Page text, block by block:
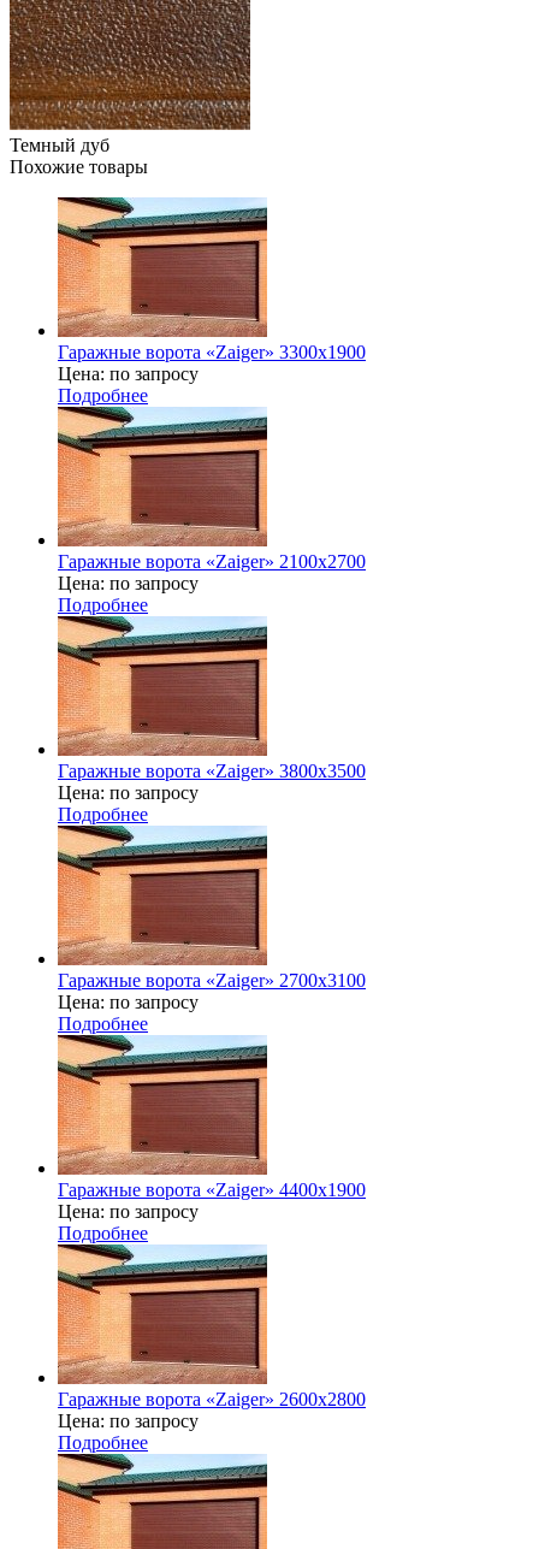
Темный дуб
Похожие товары
Гаражные ворота «Zaiger» 3300х1900
Цена: по запросу
Подробнее
Гаражные ворота «Zaiger» 2100x2700
Цена: по запросу
Подробнее
Гаражные ворота «Zaiger» 3800х3500
Цена: по запросу
Подробнее
Гаражные ворота «Zaiger» 2700x3100
Цена: по запросу
Подробнее
Гаражные ворота «Zaiger» 4400х1900
Цена: по запросу
Подробнее
Гаражные ворота «Zaiger» 2600x2800
Цена: по запросу
Подробнее